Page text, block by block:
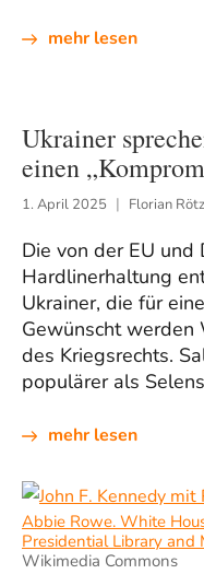
mehr lesen
Ukrainer
einen
1. April 2025 Florian
Die von der EU
Hardlinerhaltung
Ukrainer, die für
Gewünscht werden
des Kriegsrechts.
populärer als
mehr lesen
Abbie Rowe. White
Presidential Library and
Wikimedia Commons